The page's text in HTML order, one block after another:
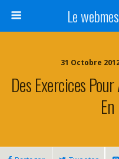
Le
31 Octobre
Des Exercices